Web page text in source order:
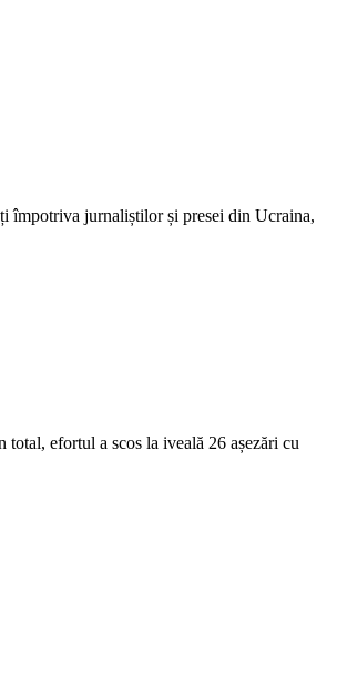
împotriva jurnaliștilor și presei din Ucraina,
total, efortul a scos la iveală 26 așezări cu